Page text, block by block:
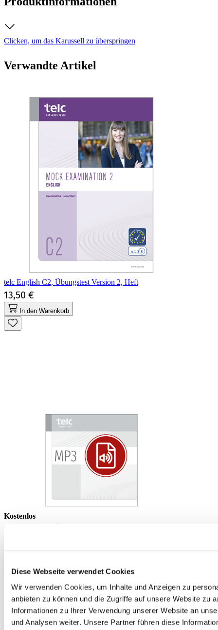
Diese Webseite verwendet Cookies
Wir verwenden Cookies, um Inhalte und Anzeigen zu
anbieten zu können und die Zugriffe auf unsere Website zu
Informationen zu Ihrer Verwendung unserer Website an
und Analysen weiter. Unsere Partner führen diese
Clicken, um das Karussell zu überspringen
Verwandte Artikel
telc English C2, Übungstest Version 2, Heft
13,50 €
In den Warenkorb
Kostenlos
telc English C2, Übungstest Version 1, MP3 Audio-Datei